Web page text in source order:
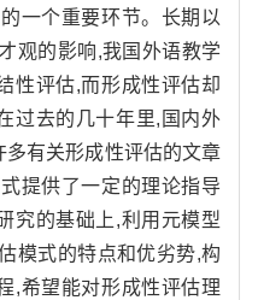
一个重要环节。长期以
观的影响,我国外语教学
性评估,而形成性评估却
过去的几十年里,国内外
有关形成性评估的文章
提供了一定的理论指导
究的基础上,利用元模型
模式的特点和优劣势,构
,希望能对形成性评估理